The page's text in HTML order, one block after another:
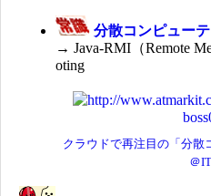
分散コンピュー
→ Java-RMI（Remote
oting
クラウドで再注目の「分散
＠IT